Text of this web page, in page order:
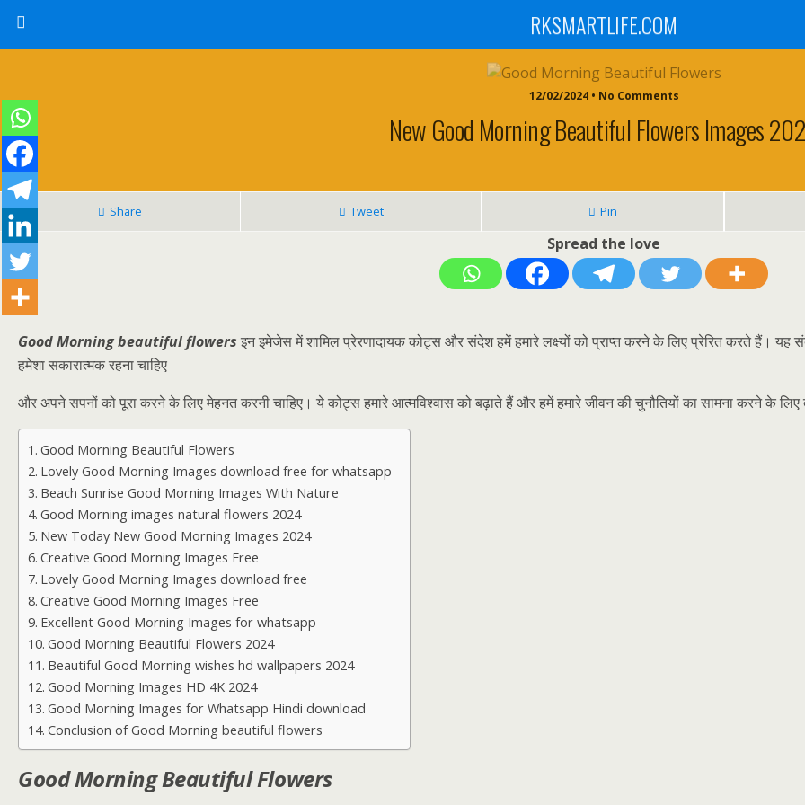
RKSMARTLIFE.COM
12/02/2024 • No Comments
New Good Morning Beautiful Flowers Images
Share Tweet Pin
Spread the love
Good Morning beautiful flowers इन इमेजेस में शामिल प्रेरणादायक कोट्स और संदेश हमें हमारे लक्ष्यों को प्राप्त करने के लिए प्रेरित करते हैं। यह
हमेशा सकारात्मक रहना चाहिए
और अपने सपनों को पूरा करने के लिए मेहनत करनी चाहिए। ये कोट्स हमारे आत्मविश्वास को बढ़ाते हैं और हमें हमारे जीवन की चुनौतियों का सामना करने के लिए
Good Morning Beautiful Flowers
Lovely Good Morning Images download free for whatsapp
Beach Sunrise Good Morning Images With Nature
Good Morning images natural flowers 2024
New Today New Good Morning Images 2024
Creative Good Morning Images Free
Lovely Good Morning Images download free
Creative Good Morning Images Free
Excellent Good Morning Images for whatsapp
Good Morning Beautiful Flowers 2024
Beautiful Good Morning wishes hd wallpapers 2024
Good Morning Images HD 4K 2024
Good Morning Images for Whatsapp Hindi download
Conclusion of Good Morning beautiful flowers
Good Morning Beautiful Flowers